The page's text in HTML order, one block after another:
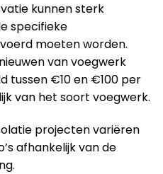
kunnen sterk
specifieke
moeten worden.
van voegwerk
tussen €10 en €100 per
van het soort voegwerk​.
projecten variëren
afhankelijk van de